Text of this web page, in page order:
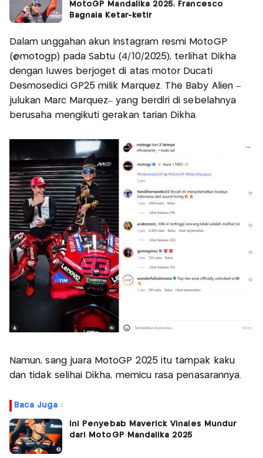
MotoGP Mandalika 2025, Francesco
Bagnaia Ketar-ketir
Dalam unggahan akun Instagram resmi MotoGP
(@motogp) pada Sabtu (4/10/2025), terlihat Dikha
dengan luwes berjoget di atas motor Ducati
Desmosedici GP25 milik Marquez. The Baby Alien –
julukan Marc Marquez– yang berdiri di sebelahnya
berusaha mengikuti gerakan tarian Dikha.
Namun, sang juara MotoGP 2025 itu tampak kaku
dan tidak selihai Dikha, memicu rasa penasarannya.
Baca Juga :
Ini Penyebab Maverick Vinales Mundur
dari MotoGP Mandalika 2025